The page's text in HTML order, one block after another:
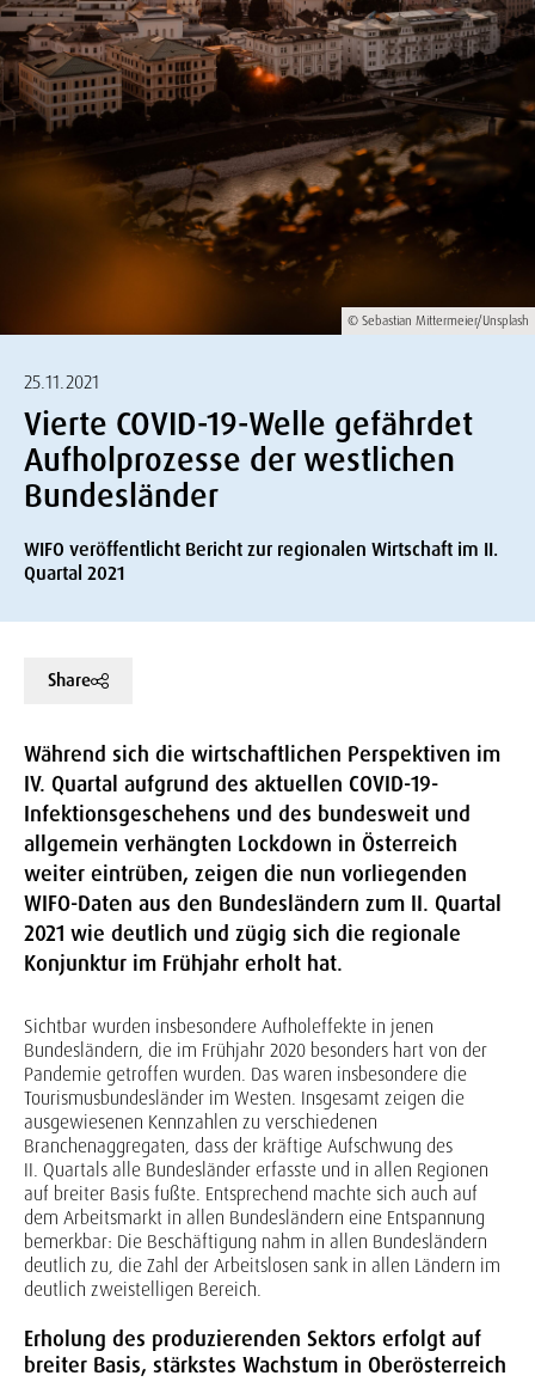
© Sebastian Mittermeier/Unsplash
25.11.2021
Vierte COVID-19-Welle gefährdet
Aufholprozesse der westlichen
Bundesländer
WIFO veröffentlicht Bericht zur regionalen Wirtschaft im II.
Quartal 2021
Share
Während sich die wirtschaftlichen Perspektiven im
IV. Quartal aufgrund des aktuellen COVID-19-
Infektionsgeschehens und des bundesweit und
allgemein verhängten Lockdown in Österreich
weiter eintrüben, zeigen die nun vorliegenden
WIFO-Daten aus den Bundesländern zum II. Quartal
2021 wie deutlich und zügig sich die regionale
Konjunktur im Frühjahr erholt hat.
Sichtbar wurden insbesondere Aufholeffekte in jenen
Bundesländern, die im Frühjahr 2020 besonders hart von der
Pandemie getroffen wurden. Das waren insbesondere die
Tourismusbundesländer im Westen. Insgesamt zeigen die
ausgewiesenen Kennzahlen zu verschiedenen
Branchenaggregaten, dass der kräftige Aufschwung des
II. Quartals alle Bundesländer erfasste und in allen Regionen
auf breiter Basis fußte. Entsprechend machte sich auch auf
dem Arbeitsmarkt in allen Bundesländern eine Entspannung
bemerkbar: Die Beschäftigung nahm in allen Bundesländern
deutlich zu, die Zahl der Arbeitslosen sank in allen Ländern im
deutlich zweistelligen Bereich.
Erholung des produzierenden Sektors erfolgt auf
breiter Basis, stärkstes Wachstum in Oberösterreich